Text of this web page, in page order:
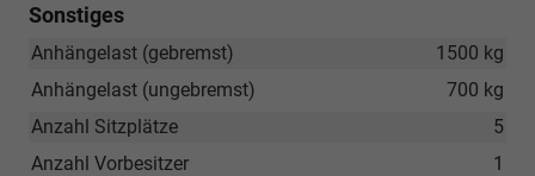
Sonstiges
1500 kg
Anhängelast (gebremst)
700 kg
Anhängelast (ungebremst)
5
Anzahl Sitzplätze
1
Anzahl Vorbesitzer